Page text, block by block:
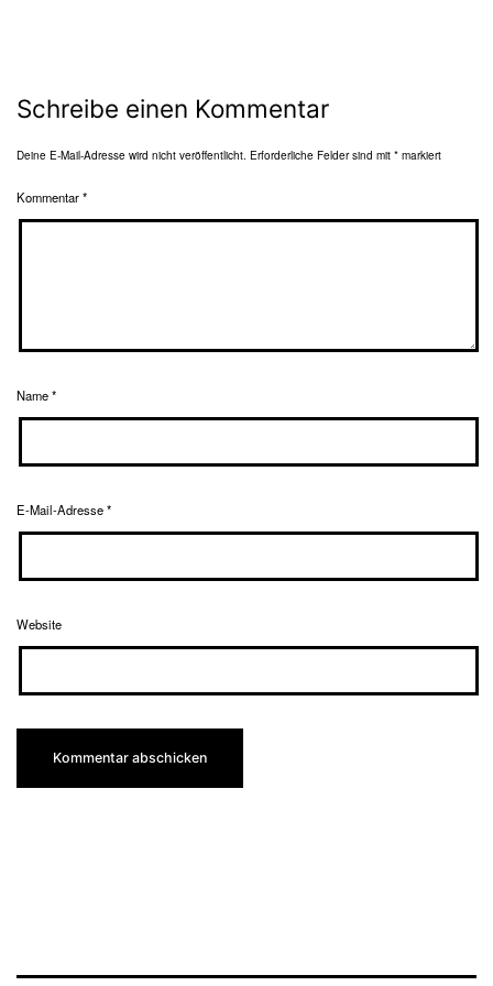
Schreibe einen Kommentar
Deine E-Mail-Adresse wird nicht veröffentlicht. Erforderliche Felder sind mit * markiert
Kommentar*
Name*
E-Mail-Adresse*
Website